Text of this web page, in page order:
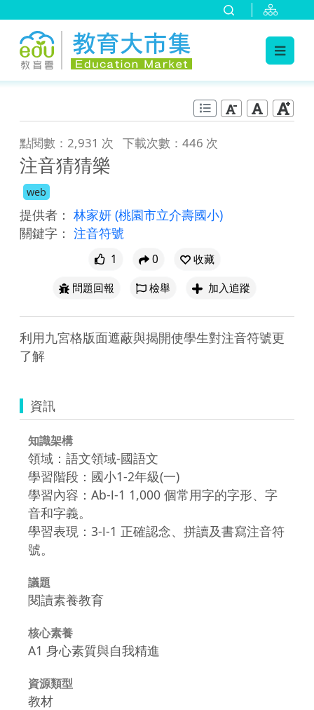
點閱數：2,931 次 下載次數：446 次
注音猜猜樂
web
提供者： 林家妍 (桃園市立介壽國小)
關鍵字： 注音符號
1 0
收藏
問題回報
檢舉 加入追蹤
利用九宮格版面遮蔽與揭開使學生對注音符號更
了解
資訊
知識架構
領域：語文領域-國語文
學習階段：國小1-2年級(一)
學習內容：Ab-Ⅰ-1 1,000 個常用字的字形、字
音和字義。
學習表現：3-Ⅰ-1 正確認念、拼讀及書寫注音符
號。
議題
閱讀素養教育
核心素養
A1 身心素質與自我精進
資源類型
教材